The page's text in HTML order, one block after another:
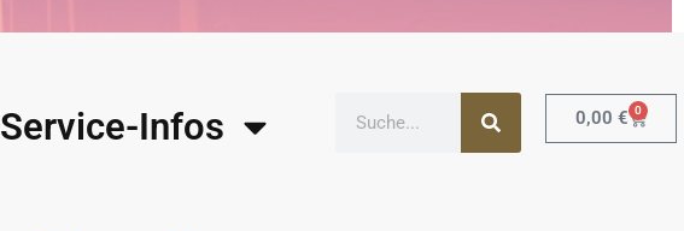
Service-Infos
0,00 € 0